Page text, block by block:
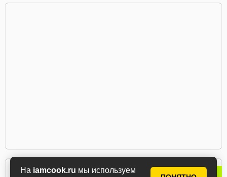
На iamcook.ru мы используем
Лана Популярный рецепт